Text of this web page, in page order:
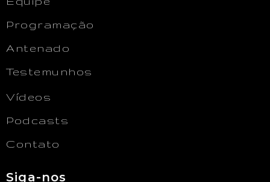
Programação
Antenado
Testemunhos
Vídeos
Podcasts
Contato
Siga-nos